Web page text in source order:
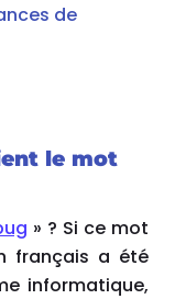
de
le mot
» ? Si ce mot
français a été
informatique,